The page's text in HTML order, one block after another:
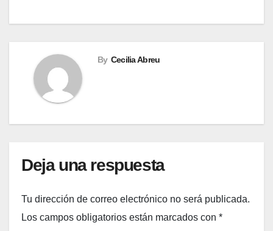
By Cecilia Abreu
Deja una respuesta
Tu dirección de correo electrónico no será publicada.
Los campos obligatorios están marcados con *